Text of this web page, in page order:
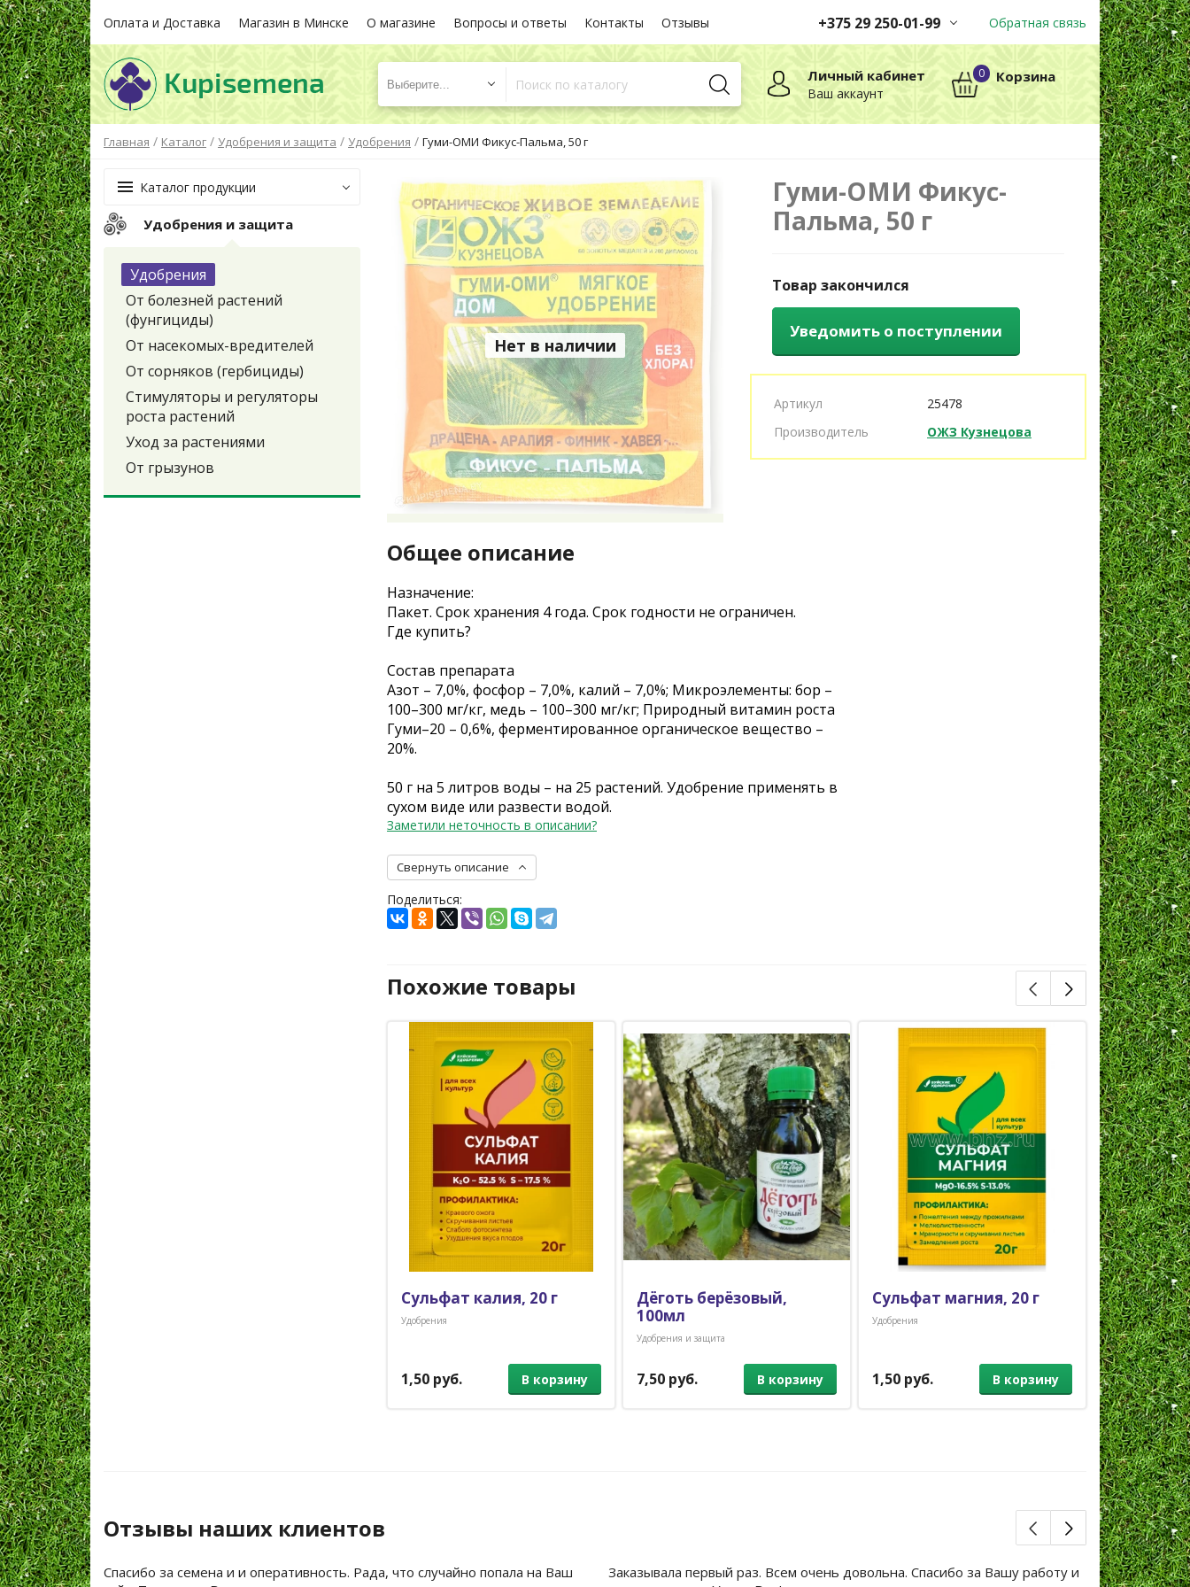
Оплата и Доставка Магазин в Минске О магазине Вопросы и ответы Контакты Отзывы +375 29 250-01-99
автоматически через корзину
круглосуточно без выходных
Обратная связь
Выберите... Личный кабинет
Ваш аккаунт
0 Корзина
Главная / Каталог / Удобрения и защита / Удобрения / Гуми-ОМИ Фикус-Пальма, 50 г
Каталог продукции
Удобрения и защита
Удобрения
От болезней растений
(фунгициды)
От насекомых-вредителей
От сорняков (гербициды)
Стимуляторы и регуляторы
роста растений
Уход за растениями
От грызунов
Нет в наличии
Гуми-ОМИ Фикус-
Пальма, 50 г
Товар закончился
Уведомить о поступлении
Артикул
25478
Производитель
ОЖЗ Кузнецова
Общее описание
Назначение:
Пакет. Срок хранения 4 года. Срок годности не ограничен.
Где купить?
Состав препарата
Азот – 7,0%, фосфор – 7,0%, калий – 7,0%; Микроэлементы: бор –
100–300 мг/кг, медь – 100–300 мг/кг; Природный витамин роста
Гуми–20 – 0,6%, ферментированное органическое вещество –
20%.
50 г на 5 литров воды – на 25 растений. Удобрение применять в
сухом виде или развести водой.
Заметили неточность в описании?
Свернуть описание
Поделиться:
Похожие товары
Сульфат калия, 20 г
Удобрения
1,50 руб. В корзину
Дёготь берёзовый,
100мл
Удобрения и защита
7,50 руб. В корзину
Сульфат магния, 20 г
Удобрения
1,50 руб. В корзину
Петуний,
Удобрения
3,00 руб.
Отзывы наших клиентов
Спасибо за семена и и оперативность. Рада, что случайно попала на Ваш
Заказывала первый раз. Всем очень довольна. Спасибо за Вашу работу и
Большое